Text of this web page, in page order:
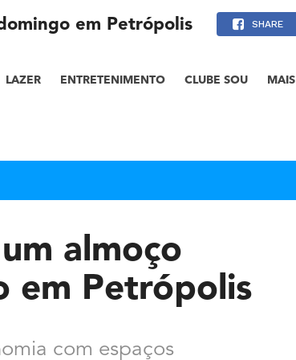
LAZER ENTRETENIMENTO CLUBE SOU MAIS
em Petrópolis SHARE
almoço
em Petrópolis
com espaços